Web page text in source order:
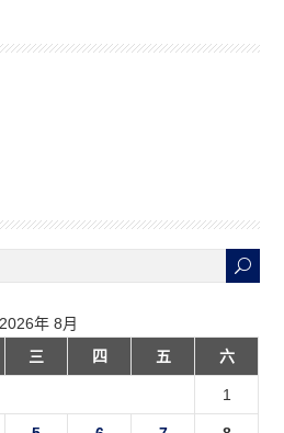
2026年 8月
三 四 五 六
1